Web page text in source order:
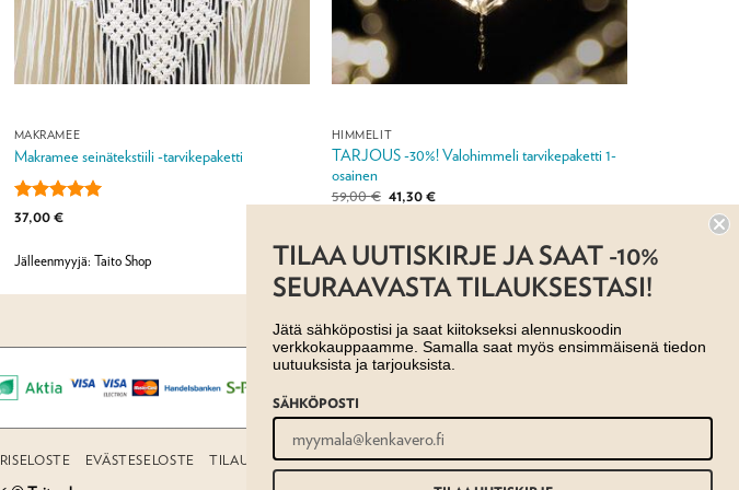
MAKRAMEE
Makramee seinätekstiili -tarvikepaketti
Arvostelu
37,00€
Jälleenmyyjä: Taito Shop
HIMMELIT
TARJOUS -30%! Valohimmeli tarvikepaketti 1-
osainen
59,00€ Alkuperäinen
hinta
41,30€Nykyinen
hinta
EVÄSTESELOSTE TILAUS- JA TOIMITUSEHDOT
TILAA UUTISKIRJE JA SAAT -10%
SEURAAVASTA TILAUKSESTASI!
Jätä sähköpostisi ja saat kiitokseksi alennuskoodin
verkkokauppaamme. Samalla saat myös ensimmäisenä tiedon
uutuuksista ja tarjouksista.
SÄHKÖPOSTI